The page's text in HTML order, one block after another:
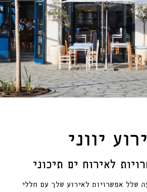
יווני
לאירוח ים תיכוני
שלל אפשרויות לאירוע שלך עם חללי